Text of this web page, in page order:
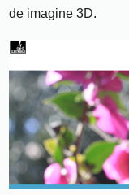
de imagine 3D.